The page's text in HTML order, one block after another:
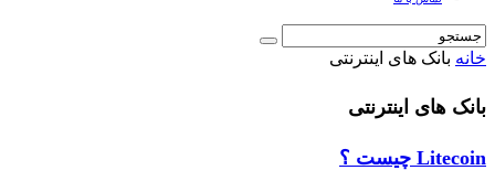
خانه بانک های اینترنتی
بانک های اینترنتی
Litecoin چیست ؟